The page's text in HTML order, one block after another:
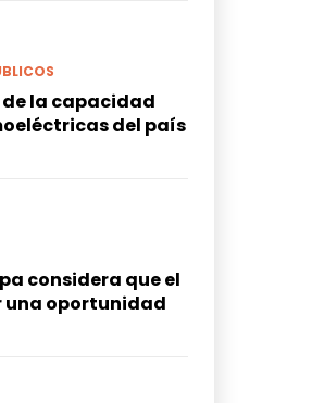
de la capacidad
del país
considera que el
una oportunidad